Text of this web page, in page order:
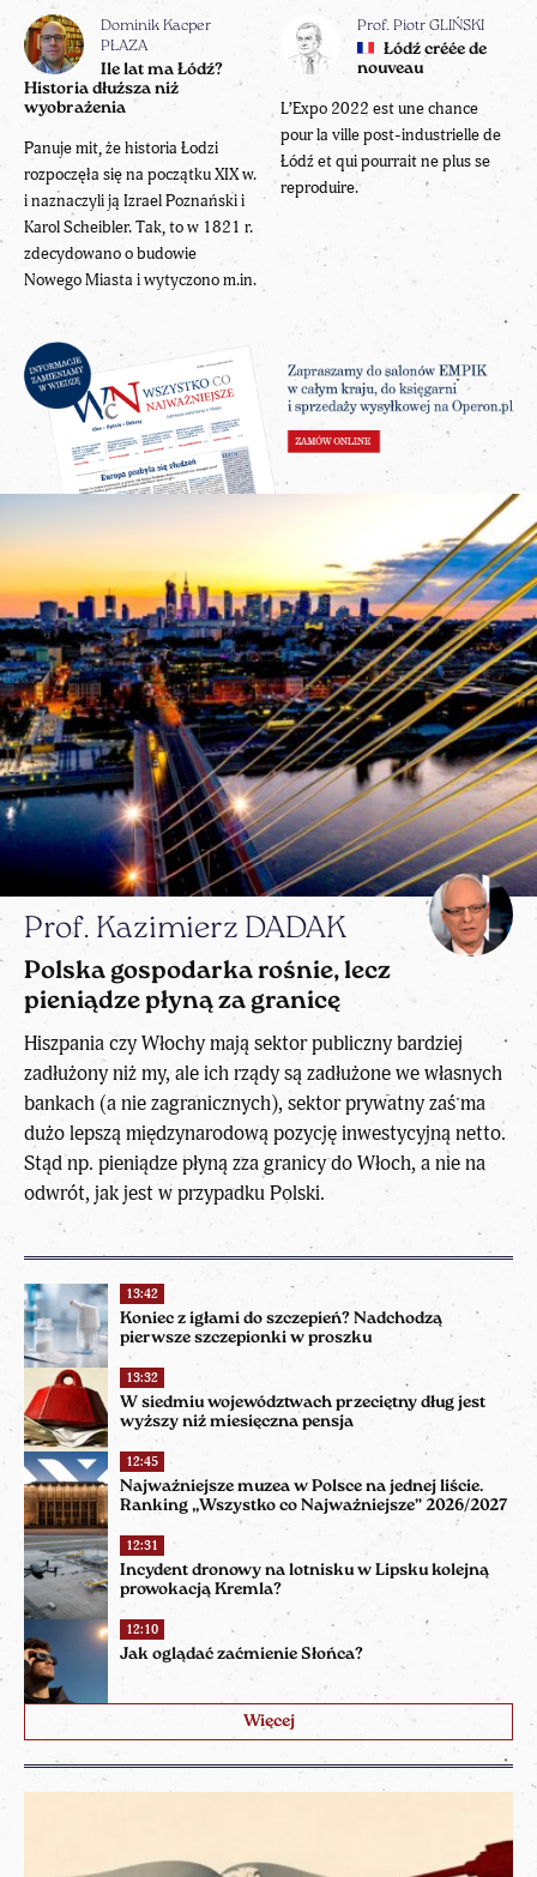
Dominik Kacper
PŁAZA
Ile lat ma Łódź?
Historia dłuższa niż
wyobrażenia
Panuje mit, że historia Łodzi
rozpoczęła się na początku XIX w.
i naznaczyli ją Izrael Poznański i
Karol Scheibler. Tak, to w 1821 r.
zdecydowano o budowie
Nowego Miasta i wytyczono m.in.
Prof. Piotr GLIŃSKI
Łódź créée de
nouveau
L’Expo 2022 est une chance
pour la ville post-industrielle de
Łódź et qui pourrait ne plus se
reproduire.
13:42
Koniec z igłami do szczepień? Nadchodzą
pierwsze szczepionki w proszku
13:32
W siedmiu województwach przeciętny dług jest
wyższy niż miesięczna pensja
12:45
Najważniejsze muzea w Polsce na jednej liście.
Ranking „Wszystko co Najważniejsze” 2026/2027
12:31
Incydent dronowy na lotnisku w Lipsku kolejną
prowokacją Kremla?
12:10
Jak oglądać zaćmienie Słońca?
Więcej
Prof. Kazimierz DADAK
Polska gospodarka rośnie, lecz
pieniądze płyną za granicę
Hiszpania czy Włochy mają sektor publiczny bardziej
zadłużony niż my, ale ich rządy są zadłużone we własnych
bankach (a nie zagranicznych), sektor prywatny zaś ma
dużo lepszą międzynarodową pozycję inwestycyjną netto.
Stąd np. pieniądze płyną zza granicy do Włoch, a nie na
odwrót, jak jest w przypadku Polski.